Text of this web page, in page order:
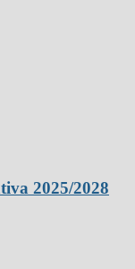
2025/2028